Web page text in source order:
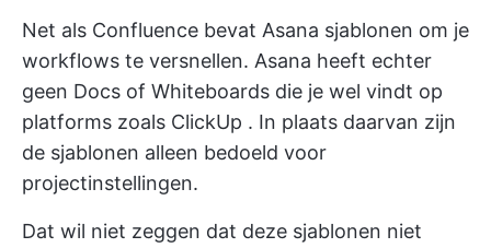
Net als Confluence bevat Asana sjablonen om je
workflows te versnellen. Asana heeft echter
geen Docs of Whiteboards die je wel vindt op
platforms zoals ClickUp . In plaats daarvan zijn
de sjablonen alleen bedoeld voor
projectinstellingen.
Dat wil niet zeggen dat deze sjablonen niet